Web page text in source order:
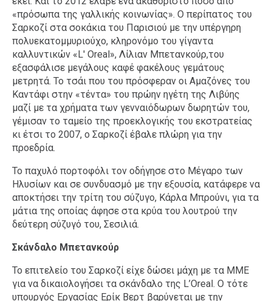
«πρόσωπα της γαλλικής κοινωνίας». Ο περίπατος του
Σαρκοζί στα σοκάκια του Παρισιού με την υπέργηρη
πολυεκατομμυριούχο, κληρονόμο του γίγαντα
καλλυντικών «L' Oreal», Λίλιαν Μπετανκούρ,του
εξασφάλισε μεγάλους καφέ φακέλους γεμάτους
μετρητά. Το τσάι που του πρόσφεραν οι Αμαζόνες του
Καντάφι στην «τέντα» του πρώην ηγέτη της Λιβύης
μαζί με τα χρήματα των γενναιόδωρων δωρητών του,
γέμισαν το ταμείο της προεκλογικής του εκστρατείας
κι έτσι το 2007, ο Σαρκοζί έβαλε πλώρη για την
προεδρία.
Το παχυλό πορτοφόλι τον οδήγησε στο Μέγαρο των
Ηλυσίων και σε συνδυασμό με την εξουσία, κατάφερε να
αποκτήσει την τρίτη του σύζυγο, Κάρλα Μπρούνι, για τα
μάτια της οποίας άφησε στα κρύα του λουτρού την
δεύτερη σύζυγό του, Σεσιλιά.
Σκάνδαλο Μπετανκούρ
Το επιτελείο του Σαρκοζί είχε δώσει μάχη με τα ΜΜΕ
για να δικαιολογήσει τα σκάνδαλο της L’Oreal. O τότε
υπουργός Εργασίας Ερίκ Βερτ βαρύνεται με την